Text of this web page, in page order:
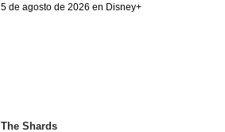
5 de agosto de 2026 en Disney+
The Shards